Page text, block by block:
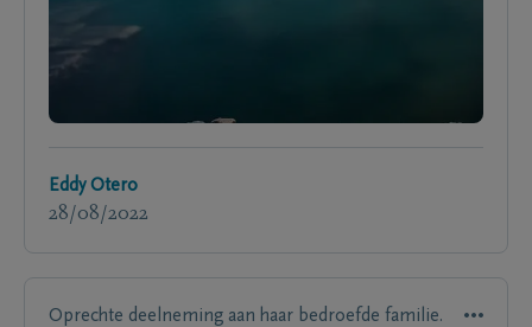
Eddy Otero
28/08/2022
Oprechte deelneming aan haar bedroefde familie.